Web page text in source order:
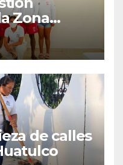
Zona
de calles